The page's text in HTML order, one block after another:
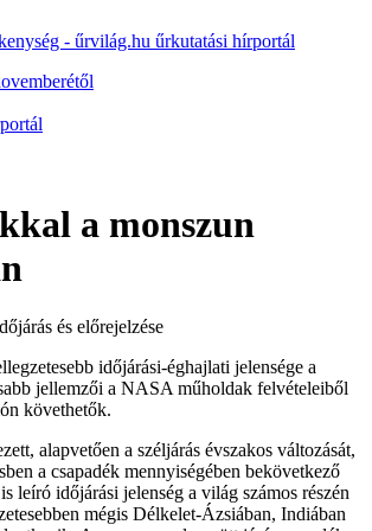
a monszun
és előrejelzése
időjárási-éghajlati jelensége a
jellemzői a NASA műholdak felvételeiből
követhetők.
alapvetően a széljárás évszakos változását,
a csapadék mennyiségében bekövetkező
leíró időjárási jelenség a világ számos részén
mégis Délkelet-Ázsiában, Indiában